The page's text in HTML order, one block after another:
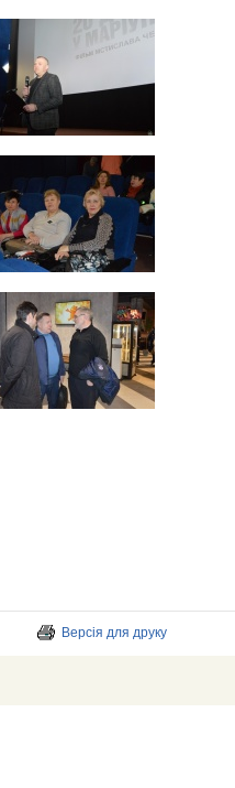
Версія для друку